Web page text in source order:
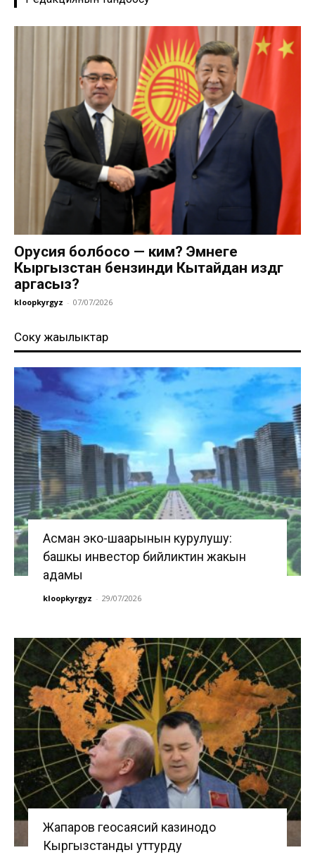
Орусия болбосо — ким? Эмнеге
Кыргызстан бензинди Кытайдан издөөгө
аргасыз?
kloopkyrgyz - 07/07/2026
Соңку жаңылыктар
Асман эко-шаарынын курулушу:
башкы инвестор бийликтин жакын
адамы
kloopkyrgyz - 29/07/2026
Жапаров геосаясий казинодо
Кыргызстанды уттурду